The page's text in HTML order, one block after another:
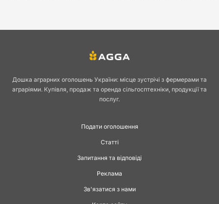
Дошка аграрних оголошень України: місце зустрічі з фермерами та
аграріями. Купівля, продаж та оренда сільгосптехніки, продукції та
послуг.
Подати оголошення
Статті
Запитання та відповіді
Реклама
Зв'язатися з нами